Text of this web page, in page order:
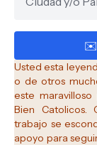
Usted esta
o de otros
este
Bien Catolicos.
trabajo se
apoyo para